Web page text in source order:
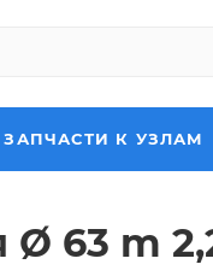
ЗАПЧАСТИ К УЗЛАМ
63 m